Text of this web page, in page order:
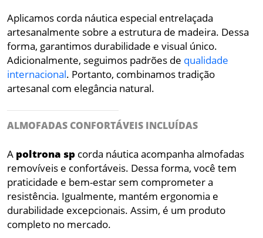
Aplicamos corda náutica especial entrelaçada
artesanalmente sobre a estrutura de madeira. Dessa
forma, garantimos durabilidade e visual único.
Adicionalmente, seguimos padrões de qualidade
internacional. Portanto, combinamos tradição
artesanal com elegância natural.
ALMOFADAS CONFORTÁVEIS INCLUÍDAS
A poltrona sp corda náutica acompanha almofadas
removíveis e confortáveis. Dessa forma, você tem
praticidade e bem-estar sem comprometer a
resistência. Igualmente, mantém ergonomia e
durabilidade excepcionais. Assim, é um produto
completo no mercado.